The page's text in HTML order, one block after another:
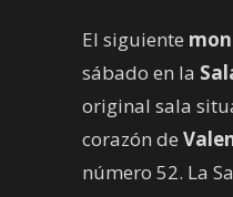
El siguiente
sábado en la
original sala
corazón de
número 52. La